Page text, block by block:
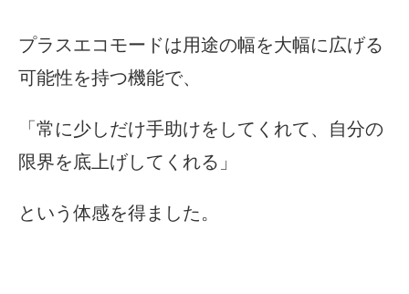
プラスエコモードは用途の幅を大幅に広げる
可能性を持つ機能で、
「常に少しだけ手助けをしてくれて、自分の
限界を底上げしてくれる」
という体感を得ました。